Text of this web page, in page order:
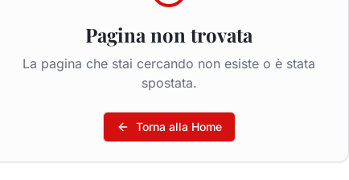
Pagina non trovata
La pagina che stai cercando non esiste o è stata
spostata.
Torna alla Home